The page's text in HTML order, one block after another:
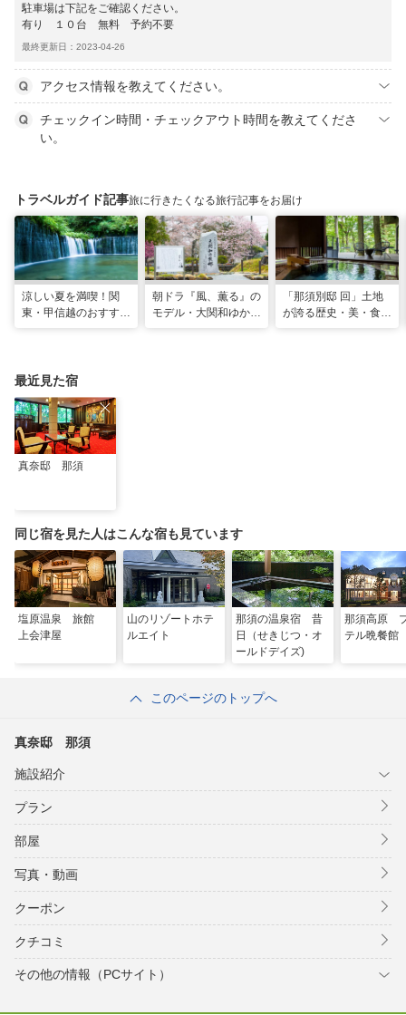
駐車場は下記をご確認ください。
有り １０台 無料 予約不要
最終更新日：2023-04-26
アクセス情報を教えてください。
チェックイン時間・チェックアウト時間を教えてくださ
い。
トラベルガイド記事旅に行きたくなる旅行記事をお届け
涼しい夏を満喫！関
東・甲信越のおすすめ
朝ドラ『風、薫る』の
モデル・大関和ゆかり
「那須別邸 回」土地
が誇る歴史・美・食を
最近見た宿
真奈邸 那須
同じ宿を見た人はこんな宿も見ています
塩原温泉 旅館
上会津屋
山のリゾートホテ
ルエイト
那須の温泉宿 昔
日（せきじつ・オ
ールドデイズ)
那須高原
テル晩餐館
このページのトップへ
真奈邸 那須
施設紹介
プラン
部屋
写真・動画
クーポン
クチコミ
その他の情報（PCサイト）